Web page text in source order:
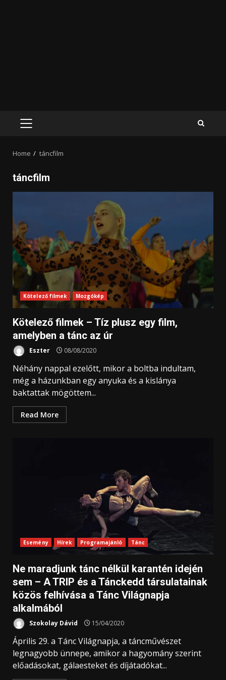
PRIMARY
Home táncfilm
táncfilm
Kötelező filmek Mozgókép
Kötelező filmek – Tíz plusz egy film,
amelyben a tánc az úr
Eszter 08/08/2020
Néhány nappal ezelőtt, mikor a boltba indultam,
még a házunkban egy anyuka és a kislánya
baktattak mögöttem...
Read More
Esemény Hírek Programajánló Tánc
Ne maradjunk tánc nélkül karantén idején
sem – A TRIP és a Tánckedd társulatainak
közös felhívása a Tánc Világnapja
alkalmából
Szokolay Dávid 15/04/2020
Április 29. a Tánc Világnapja, a táncművészet
legnagyobb ünnepe, amikor a hagyomány szerint
előadásokat, gálaesteket és díjátadókat...